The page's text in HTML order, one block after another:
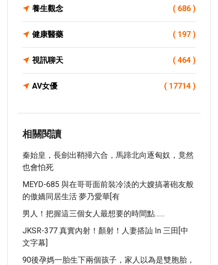
養生觀念 ( 686 )
健康醫藥 ( 197 )
視訊聊天 ( 464 )
AV女優 ( 17714 )
相關閱讀
秦始皇，長劍出鞘掃六合，馬蹄北向逐匈奴，竟然
也會怕死
MEYD-685 與在哥哥面前裝冷淡的大嫂搞著砲友般
的傲嬌同居生活 夢乃愛華[有
男人！把握這三個女人最想要的時間點……
JKSR-377 真實內射！顏射！人妻搭訕 In 三田[中
文字幕]
90後孕媽一胎生下兩個孩子，家人以為是雙胞胎，